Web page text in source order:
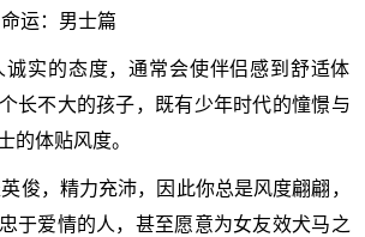
运：男士篇
诚实的态度，通常会使伴侣感到舒适体
长不大的孩子，既有少年时代的憧憬与
的体贴风度。
俊，精力充沛，因此你总是风度翩翩，
于爱情的人，甚至愿意为女友效犬马之